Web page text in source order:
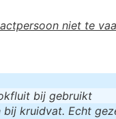
niet te
bij gebruikt
kruidvat. Echt